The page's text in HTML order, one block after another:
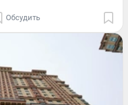
Обсудить